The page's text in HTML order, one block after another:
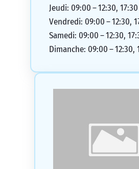
Jeudi: 09:00 – 12:30, 17:30
Vendredi: 09:00 – 12:30,
Samedi: 09:00 – 12:30,
Dimanche: 09:00 – 12:30,